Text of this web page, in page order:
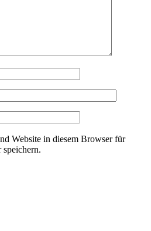
Website in diesem Browser für
speichern.